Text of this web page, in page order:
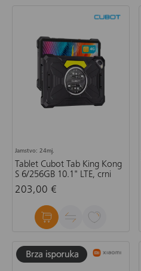
Jamstvo: 24mj.
Tablet Cubot Tab King Kong
S 6/256GB 10.1" LTE, crni
203,00 €